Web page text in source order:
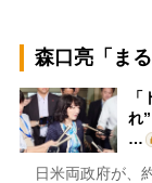
森口亮「ま
れ
…
日米両政府が、